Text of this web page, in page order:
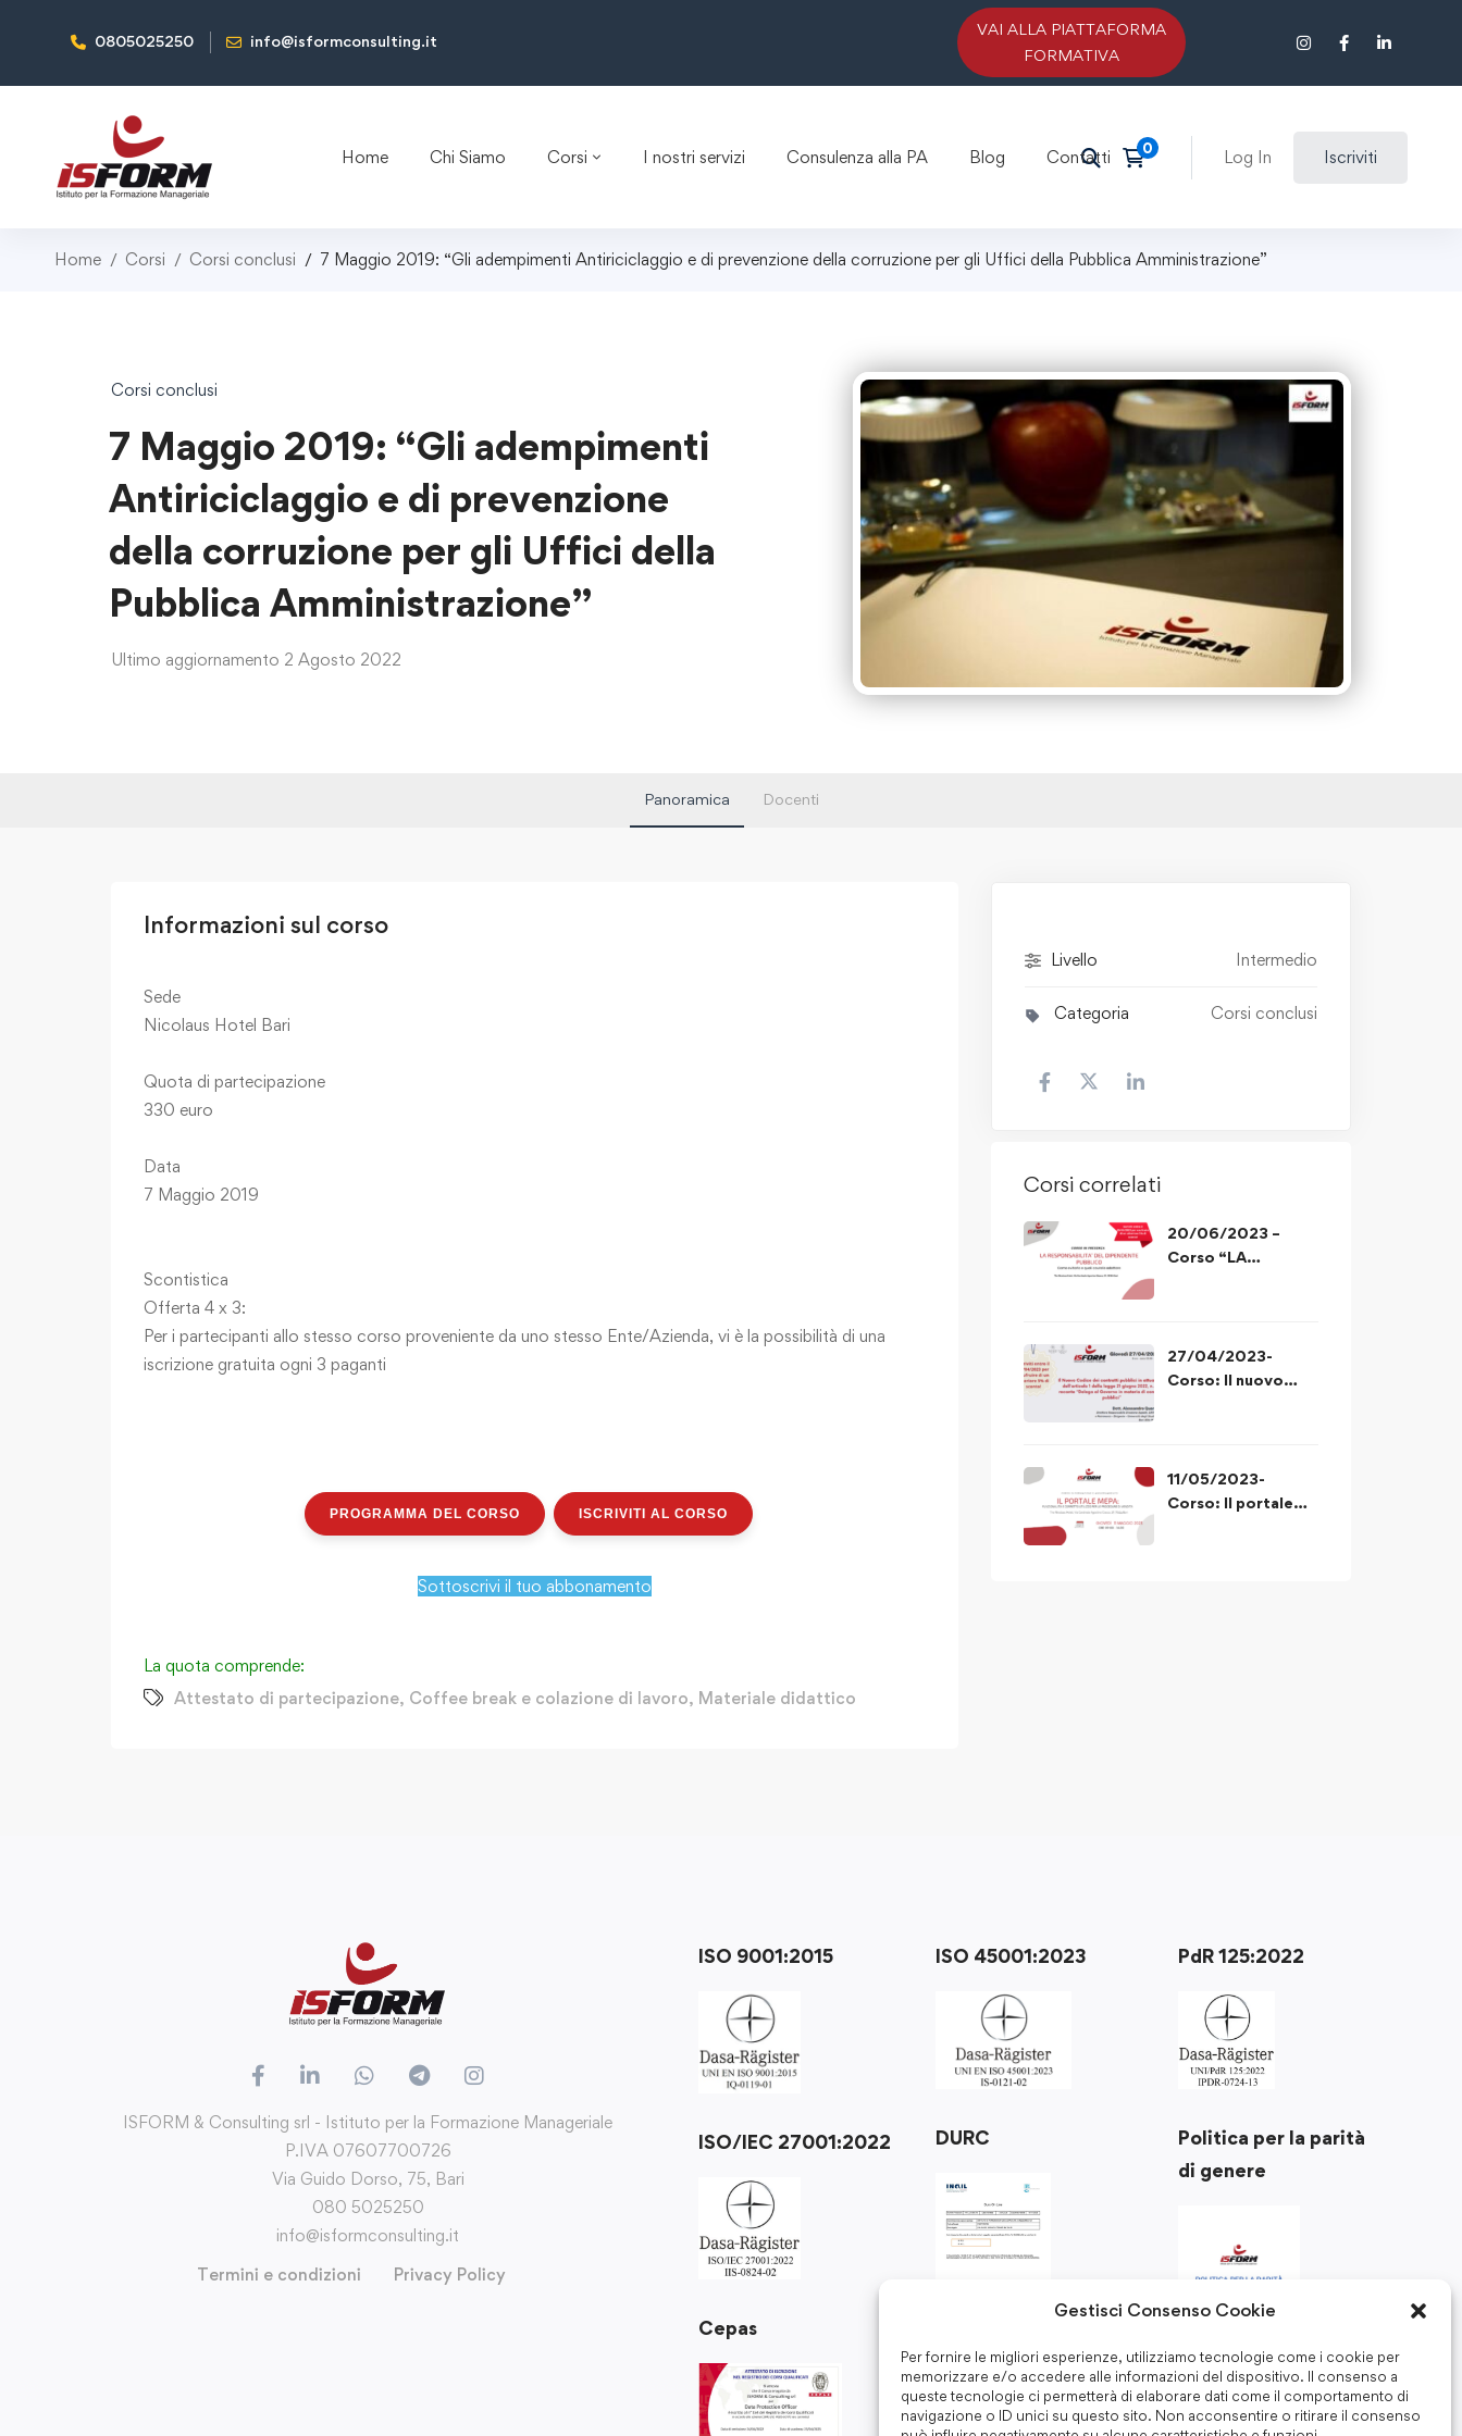
Gestisci Consenso Cookie
Per fornire le migliori esperienze, utilizziamo tecnologie come i cookie per
memorizzare e/o accedere alle informazioni del dispositivo. Il consenso a
queste tecnologie ci permetterà di elaborare dati come il comportamento di
navigazione o ID unici su questo sito. Non acconsentire o ritirare il consenso
0805025250 info@isformconsulting.it
VAI ALLA PIATTAFORMA
FORMATIVA
Home Chi Siamo Corsi I nostri servizi Consulenza alla PA Blog Contatti Log In Iscriviti
Home Corsi Corsi conclusi 7 Maggio 2019: “Gli adempimenti Antiriciclaggio e di prevenzione della corruzione per gli Uffici della Pubblica Amministrazione”
Corsi conclusi
7 Maggio 2019: “Gli adempimenti
Antiriciclaggio e di prevenzione
della corruzione per gli Uffici della
Pubblica Amministrazione”
Ultimo aggiornamento 2 Agosto 2022
Panoramica Docenti
Informazioni sul corso
Sede
Nicolaus Hotel Bari
Quota di partecipazione
330 euro
Data
7 Maggio 2019
Scontistica
Offerta 4 x 3:
Per i partecipanti allo stesso corso proveniente da uno stesso Ente/Azienda, vi è la possibilità di una
iscrizione gratuita ogni 3 paganti
PROGRAMMA DEL CORSO ISCRIVITI AL CORSO
Sottoscrivi il tuo abbonamento
La quota comprende:
Attestato di partecipazione, Coffee break e colazione di lavoro, Materiale didattico
Livello Intermedio
Categoria Corsi conclusi
Corsi correlati
20/06/2023 –
Corso “LA
27/04/2023-
Corso: Il nuovo
11/05/2023-
Corso: Il portale
ISFORM & Consulting srl - Istituto per la Formazione Manageriale
P.IVA 07607700726
Via Guido Dorso, 75, Bari
080 5025250
info@isformconsulting.it
Termini e condizioni
Privacy Policy
ISO 9001:2015
ISO/IEC 27001:2022
Cepas
ISO 45001:2023
DURC
PdR 125:2022
Politica per la parità
di genere